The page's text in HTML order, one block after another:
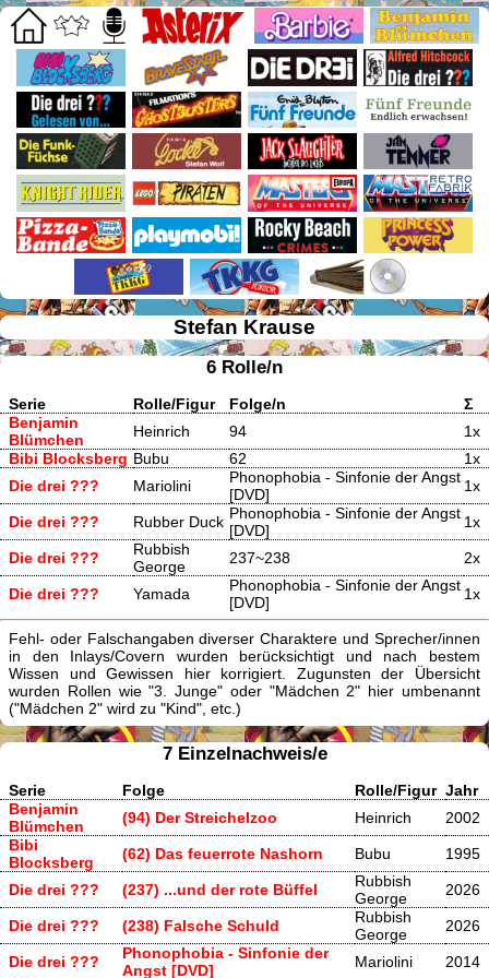
Stefan Krause
6 Rolle/n
Serie Rolle/Figur Folge/n
Σ
Benjamin
Blümchen
Heinrich 94
1x
Bibi Blocksberg Bubu 62
1x
Die drei ???
Mariolini
Phonophobia - Sinfonie der Angst
[DVD]
1x
Die drei ??? Rubber Duck Phonophobia - Sinfonie der Angst
[DVD]
1x
Die drei ???
Rubbish
George
237~238 2x
Die drei ??? Yamada
Phonophobia - Sinfonie der Angst
[DVD]
1x
Fehl- oder Falschangaben diverser Charaktere und Sprecher/innen
in den Inlays/Covern wurden berücksichtigt und nach bestem
Wissen und Gewissen hier korrigiert. Zugunsten der Übersicht
wurden Rollen wie "3. Junge" oder "Mädchen 2" hier umbenannt
("Mädchen 2" wird zu "Kind", etc.)
7 Einzelnachweis/e
Serie Folge Rolle/Figur Jahr
Benjamin
Blümchen
(94) Der Streichelzoo Heinrich
2002
Bibi
Blocksberg
(62) Das feuerrote Nashorn Bubu 1995
Die drei ??? (237) ...und der rote Büffel
Rubbish
George
2026
Die drei ??? (238) Falsche Schuld
Rubbish
George
2026
Die drei ???
Phonophobia - Sinfonie der
Angst [DVD]
Mariolini 2014